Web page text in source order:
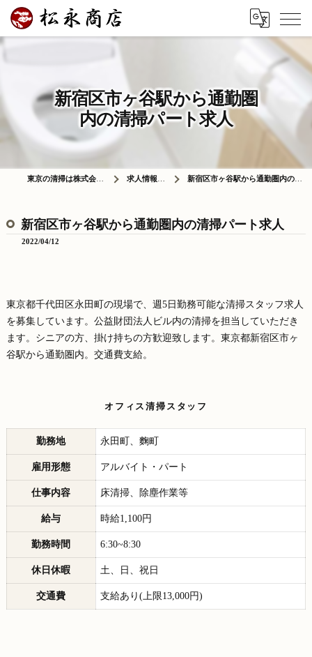
新宿区市ヶ谷駅から通勤圏
内の清掃パート求人
東京の清掃は株式会社松永商店 求人情報ブログ 新宿区市ヶ谷駅から通勤圏内の清掃パート求人
新宿区市ヶ谷駅から通勤圏内の清掃パート求人
2022/04/12
東京都千代田区永田町の現場で、週5日勤務可能な清掃スタッフ求人
を募集しています。公益財団法人ビル内の清掃を担当していただき
ます。シニアの方、掛け持ちの方歓迎致します。東京都新宿区市ヶ
谷駅から通勤圏内。交通費支給。
オフィス清掃スタッフ
勤務地 永田町、麴町
雇用形態 アルバイト・パート
仕事内容 床清掃、除塵作業等
給与 時給1,100円
勤務時間 6:30~8:30
休日休暇 土、日、祝日
交通費 支給あり(上限13,000円)